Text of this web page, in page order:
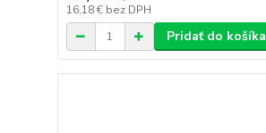
16,18 € bez DPH
Pridať do košíka